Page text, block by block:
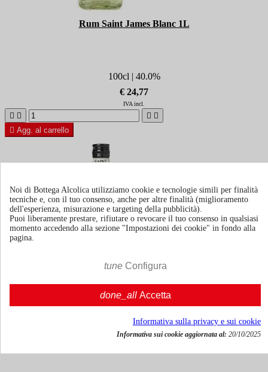
Rum Saint James Blanc 1L
100cl | 40.0%
€ 24,77
IVA incl.
   
 Agg. al carrello
Rum Saint James Ambre' 1L
Noi di Bottega Alcolica utilizziamo cookie e tecnologie simili per finalità
tecniche e, con il tuo consenso, anche per altre finalità (miglioramento
dell'esperienza, misurazione e targeting della pubblicità).
Puoi liberamente prestare, rifiutare o revocare il tuo consenso in qualsiasi
momento accedendo alla sezione "Impostazioni dei cookie" in fondo alla
pagina.
tune Configura
done_all Accetta
Informativa sulla privacy e sui cookie
Informativa sui cookie aggiornata al: 20/10/2025